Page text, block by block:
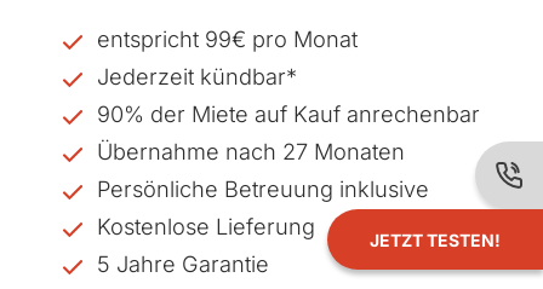
entspricht 99€ pro Monat
Jederzeit kündbar*
90% der Miete auf Kauf anrechenbar
Übernahme nach 27 Monaten
Persönliche Betreuung inklusive
Kostenlose Lieferung
5 Jahre Garantie
JETZT TESTEN!